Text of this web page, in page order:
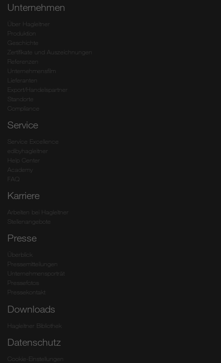
Unternehmen
Über Hagleitner
Produktion
Geschichte
Zertifikate und Auszeichnungen
Referenzen
Unternehmensfilm
Lieferanten
Export/Handelspartner
Standorte
Compliance
Service
Service Excellence
edibyhagleitner
Help Center
Academy
FAQ
Karriere
Arbeiten bei Hagleitner
Stellenangebote
Presse
Überblick
Pressemitteilungen
Unternehmensporträt
Pressefotos
Pressekontakt
Downloads
Hagleitner Bibliothek
Datenschutz
Cookie-Einstellungen